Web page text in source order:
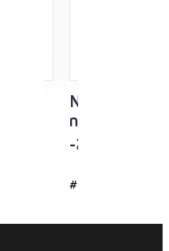
NFX Sininen
nesteluisto
-2…-12°C
#4736